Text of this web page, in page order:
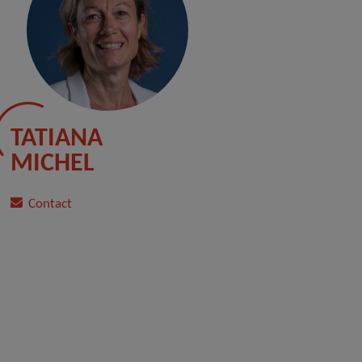
TATIANA
MICHEL
Contact